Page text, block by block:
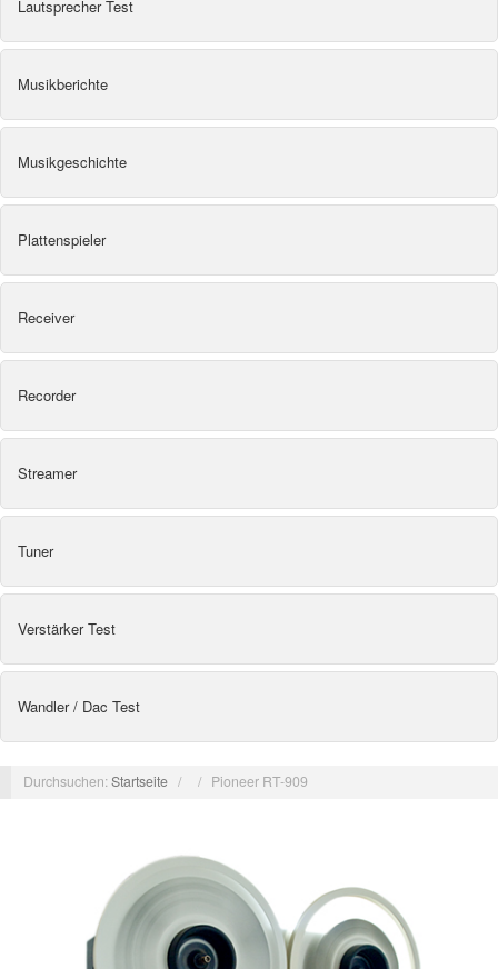
Lautsprecher Test
Musikberichte
Musikgeschichte
Plattenspieler
Receiver
Recorder
Streamer
Tuner
Verstärker Test
Wandler / Dac Test
Durchsuchen:Startseite / / Pioneer RT-909